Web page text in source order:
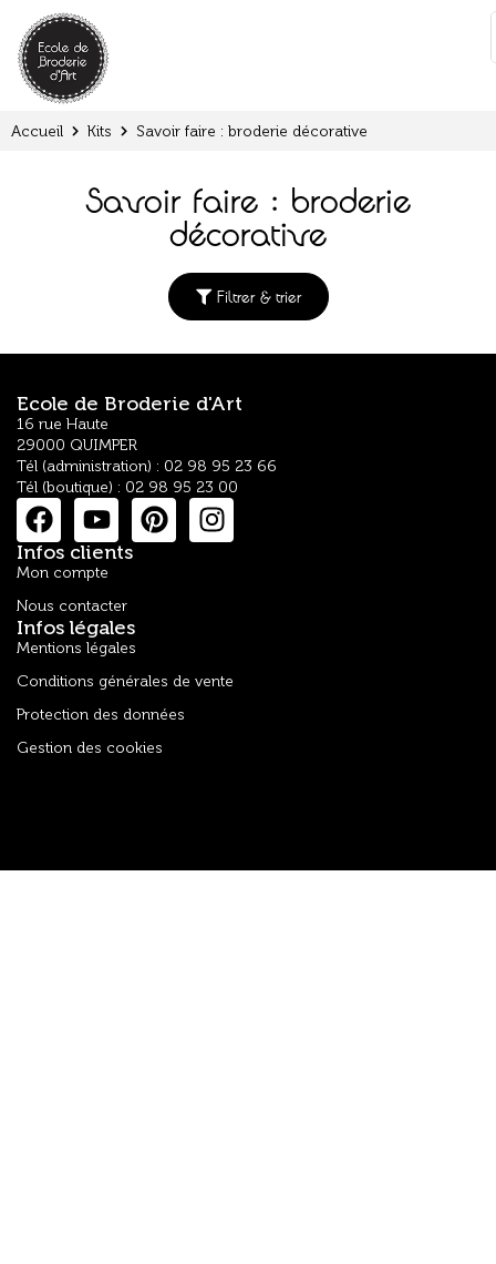
:
Accueil Kits Savoir faire : broderie décorative
Savoir faire : broderie
décorative
Filtrer & trier
Ecole de Broderie d'Art
16 rue Haute
29000 QUIMPER
Tél (administration) : 02 98 95 23 66
Tél (boutique) : 02 98 95 23 00
Infos clients
Mon compte
Nous contacter
Infos légales
Mentions légales
Conditions générales de vente
Protection des données
Gestion des cookies
Panneau de gestion des cookies